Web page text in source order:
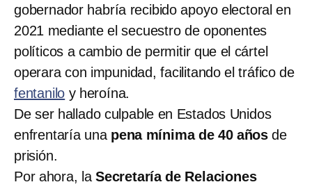
gobernador habría recibido apoyo electoral en
2021 mediante el secuestro de oponentes
políticos a cambio de permitir que el cártel
operara con impunidad, facilitando el tráfico de
fentanilo y heroína.
De ser hallado culpable en Estados Unidos
enfrentaría una pena mínima de 40 años de
prisión.
Por ahora, laSecretaría de Relaciones